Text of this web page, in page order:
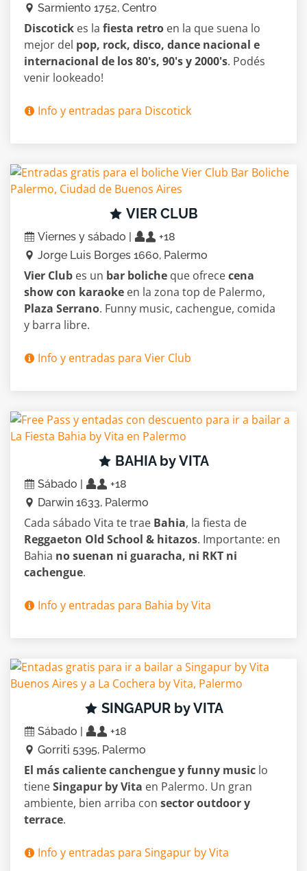
Sarmiento 1752, Centro
Discotick es la fiesta retro en la que suena lo
mejor del pop, rock, disco, dance nacional e
internacional de los 80's, 90's y 2000's. Podés
venir lookeado!
Info y entradas para Discotick
VIER CLUB
Viernes y sábado |
+18
Jorge Luis Borges 1660, Palermo
Vier Club es un bar boliche que ofrececena
show con karaoke en la zona top de Palermo,
Plaza Serrano. Funny music, cachengue, comida
y barra libre.
Info y entradas para Vier Club
BAHIA by VITA
Sábado |
+18
Darwin 1633, Palermo
Cada sábado Vita te trae Bahia, la fiesta de
Reggaeton Old School & hitazos. Importante: en
Bahia no suenan ni guaracha, ni RKT ni
cachengue.
Info y entradas para Bahia by Vita
SINGAPUR by VITA
Sábado |
+18
Gorriti 5395, Palermo
El más caliente canchengue y funny music lo
tieneSingapur by Vita en Palermo. Un gran
ambiente, bien arriba con sector outdoor y
terrace.
Info y entradas para Singapur by Vita